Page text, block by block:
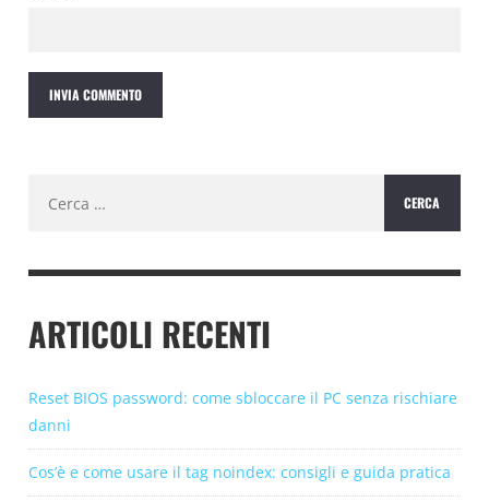
per:
ARTICOLI RECENTI
Reset BIOS password: come sbloccare il PC senza rischiare
danni
Cos’è e come usare il tag noindex: consigli e guida pratica